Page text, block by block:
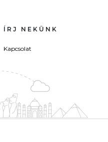
ÍRJ NEKÜNK
Kapcsolat